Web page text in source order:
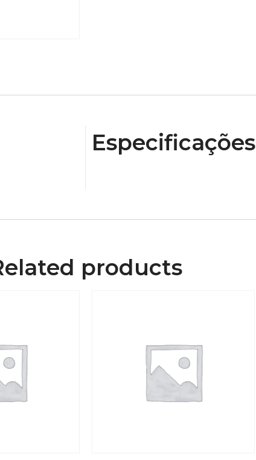
Especificações
products